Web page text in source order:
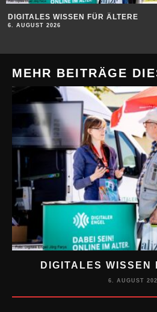
DIGITALES WISSEN FÜR ÄLTERE
6. AUGUST 2026
MEHR BEITRÄGE
DIGITALES WISSEN
6. AUGUST